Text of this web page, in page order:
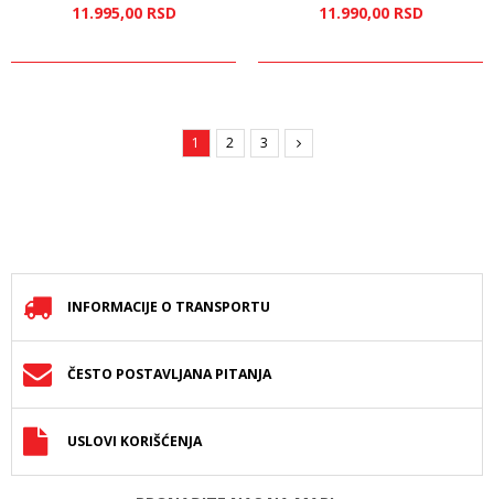
11.995,00 RSD 11.990,00 RSD
1 2 3
INFORMACIJE O TRANSPORTU
ČESTO POSTAVLJANA PITANJA
USLOVI KORIŠĆENJA